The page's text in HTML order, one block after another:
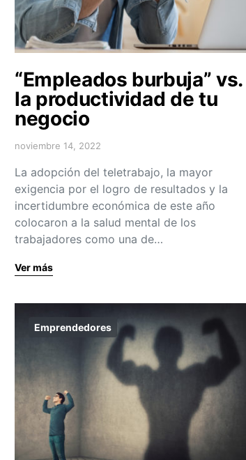
“Empleados burbuja” vs.
la productividad de tu
negocio
noviembre 14, 2022
La adopción del teletrabajo, la mayor
exigencia por el logro de resultados y la
incertidumbre económica de este año
colocaron a la salud mental de los
trabajadores como una de…
Ver más
Emprendedores